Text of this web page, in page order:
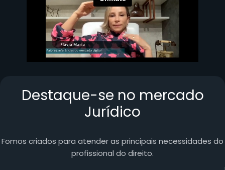
Destaque-se no mercado
Jurídico
Fomos criados para atender as principais necessidades do
profissional do direito.